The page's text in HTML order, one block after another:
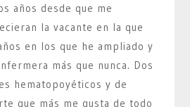
años desde que me
la vacante en la que
en los que he ampliado y
más que nunca. Dos
hematopoyéticos y de
que más me gusta de todo